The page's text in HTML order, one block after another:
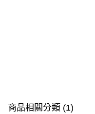
商品相關分類 (1)